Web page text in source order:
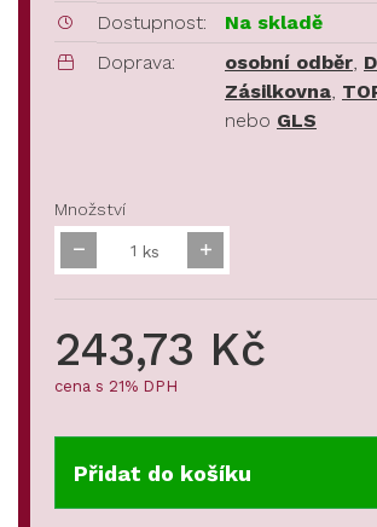
Dostupnost:
Na skladě
Doprava:
osobní odběr,
Zásilkovna,
nebo GLS
Množství
ks
243,73 Kč
cena s 21% DPH
Přidat do košíku